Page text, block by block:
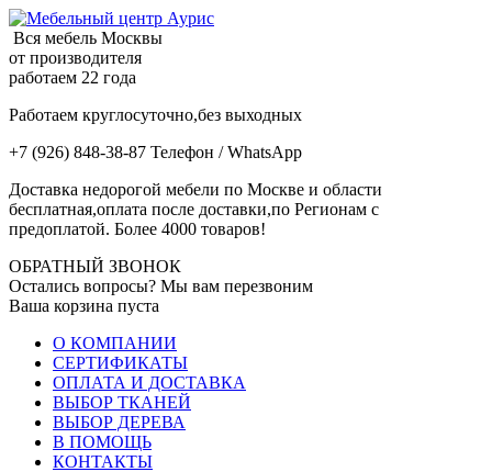
Вся мебель Москвы
от производителя
работаем 22 года
Работаем круглосуточно,без выходных
+7 (926) 848-38-87 Телефон / WhatsApp
Доставка недорогой мебели по Москве и области
бесплатная,оплата после доставки,по Регионам с
предоплатой. Более 4000 товаров!
ОБРАТНЫЙ ЗВОНОК
Остались вопросы? Мы вам перезвоним
Ваша корзина пуста
О КОМПАНИИ
СЕРТИФИКАТЫ
ОПЛАТА И ДОСТАВКА
ВЫБОР ТКАНЕЙ
ВЫБОР ДЕРЕВА
В ПОМОЩЬ
КОНТАКТЫ